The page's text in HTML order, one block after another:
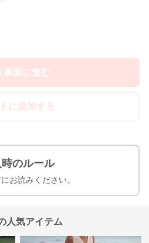
画面に進む
に追加する
のルール
お読みください。
人気アイテム